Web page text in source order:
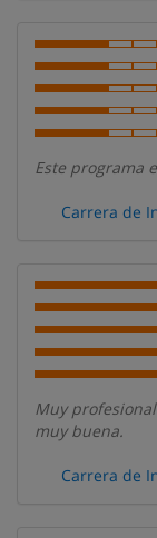
Este programa
Carrera de
Muy
muy buena.
Carrera de